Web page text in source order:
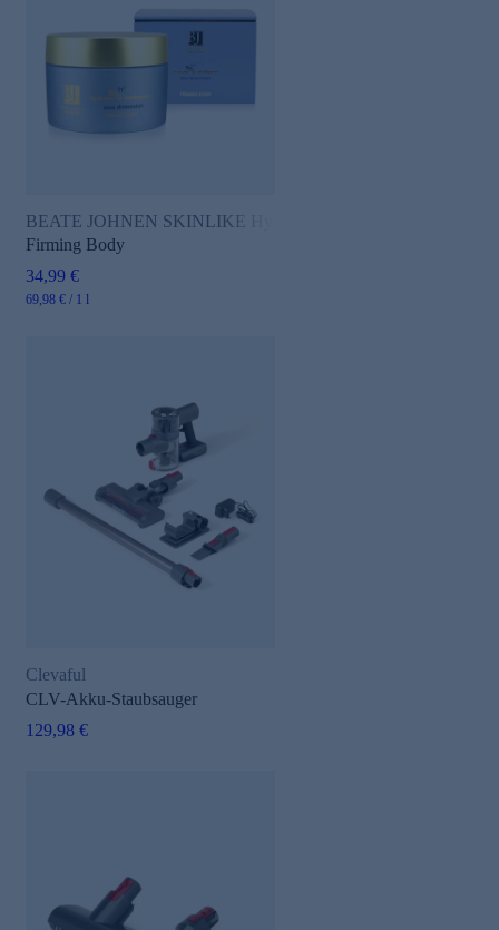
BEATE JOHNEN SKINLIKE Hyaluron Intelligence
Firming Body
34,99 €
69,98 € / 1 l
Clevaful
CLV-Akku-Staubsauger
129,98 €